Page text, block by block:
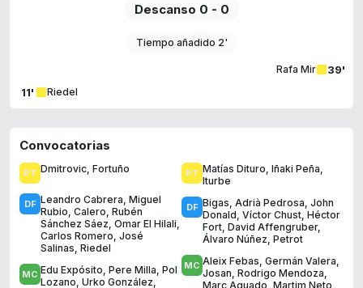
Descanso 0 - 0
Tiempo añadido 2'
39'
Rafa Mir
11' Riedel
Convocatorias
Dmitrovic Fortuño
Leandro Cabrera Miguel
Rubio Calero Rubén
Sánchez Sáez Omar El Hilali
Carlos Romero José
Salinas Riedel
Edu Expósito Pere Milla Pol
Lozano Urko González
Matías Dituro Iñaki Peña
Iturbe
Bigas Adrià Pedrosa John
Donald Víctor Chust Héctor
Fort David Affengruber,
Álvaro Núñez Petrot
Aleix Febas Germán Valera
Josan Rodrigo Mendoza
Marc Aguado Martim Neto